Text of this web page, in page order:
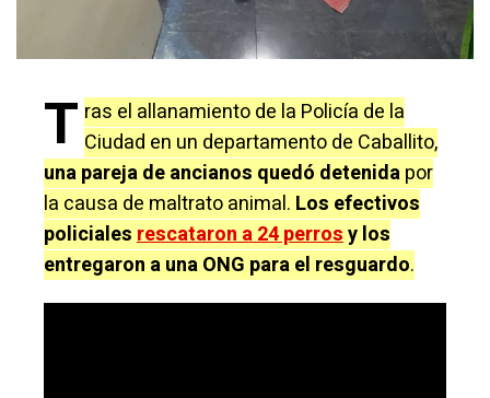
T ras el allanamiento de la Policía de la
Ciudad en un departamento de Caballito,
una pareja de ancianos quedó detenidapor
la causa de maltrato animal. Los efectivos
policialesrescataron a 24 perrosy los
entregaron a una ONG para el resguardo.